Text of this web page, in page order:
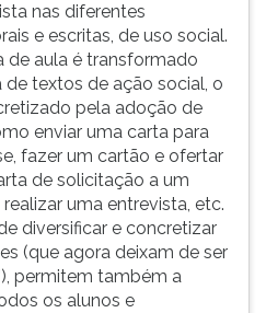
nas diferentes
e escritas, de uso social.
de aula é transformado
textos de ação social, o
pela adoção de
enviar uma carta para
fazer um cartão e ofertar
de solicitação a um
uma entrevista, etc.
diversificar e concretizar
(que agora deixam de ser
permitem também a
os alunos e